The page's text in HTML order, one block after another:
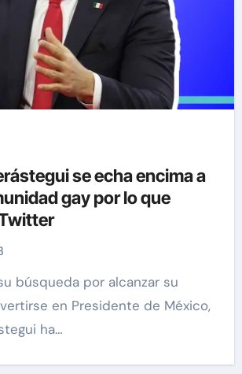
se echa encima a
gay por lo que
en Presidente de México,
ha…